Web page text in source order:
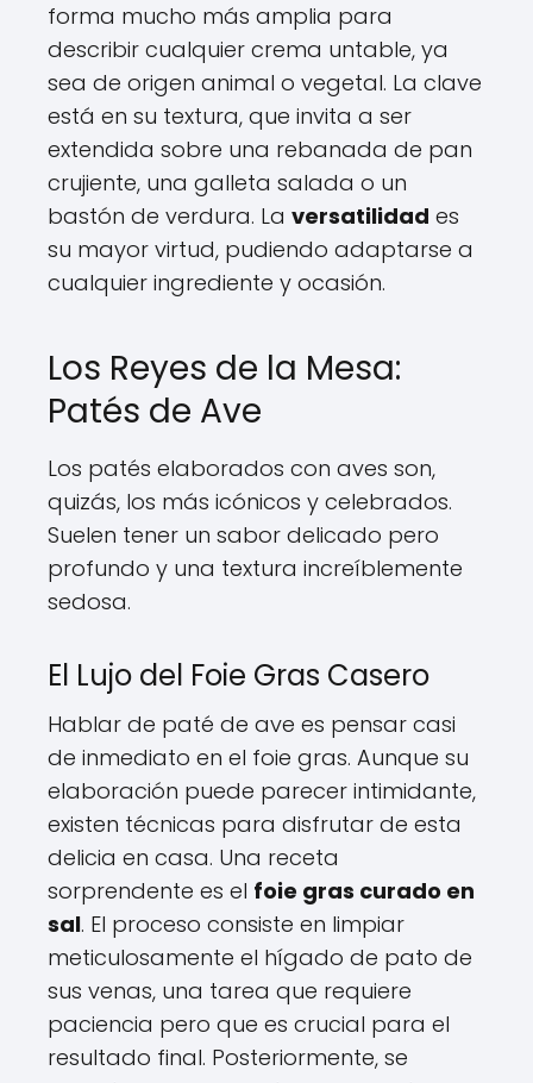
forma mucho más amplia para
describir cualquier crema untable, ya
sea de origen animal o vegetal. La clave
está en su textura, que invita a ser
extendida sobre una rebanada de pan
crujiente, una galleta salada o un
bastón de verdura. La versatilidad es
su mayor virtud, pudiendo adaptarse a
cualquier ingrediente y ocasión.
Los Reyes de la Mesa:
Patés de Ave
Los patés elaborados con aves son,
quizás, los más icónicos y celebrados.
Suelen tener un sabor delicado pero
profundo y una textura increíblemente
sedosa.
El Lujo del Foie Gras Casero
Hablar de paté de ave es pensar casi
de inmediato en el foie gras. Aunque su
elaboración puede parecer intimidante,
existen técnicas para disfrutar de esta
delicia en casa. Una receta
sorprendente es el foie gras curado en
sal. El proceso consiste en limpiar
meticulosamente el hígado de pato de
sus venas, una tarea que requiere
paciencia pero que es crucial para el
resultado final. Posteriormente, se